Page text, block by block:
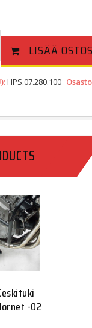
LISÄÄ
HPS.07.280.100
-02